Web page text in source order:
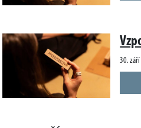
30. září